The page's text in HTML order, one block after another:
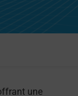
une